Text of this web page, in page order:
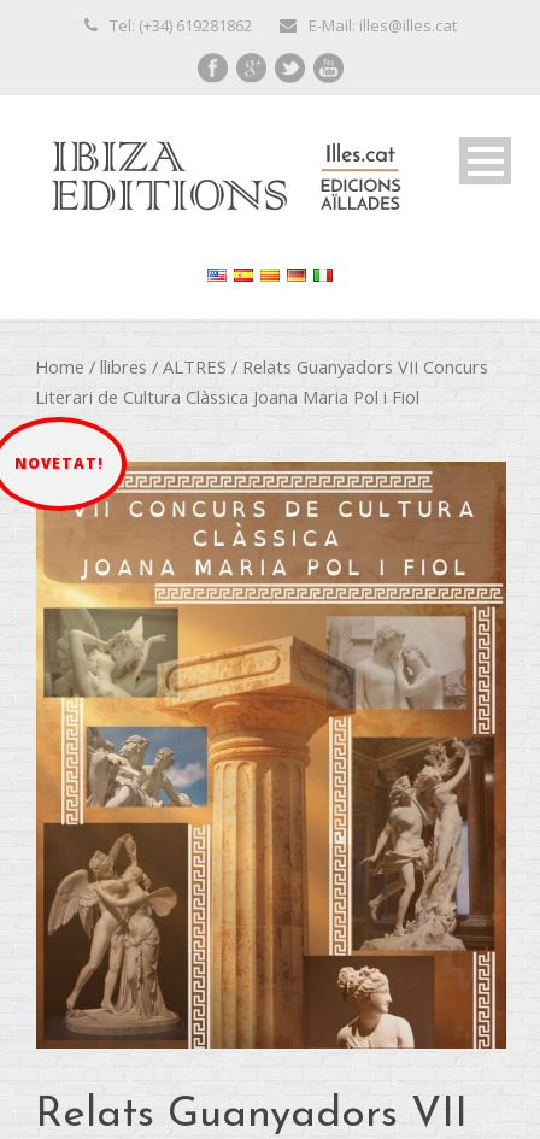
Tel: (+34) 619281862 E-Mail: illes@illes.cat
Home / llibres / ALTRES / Relats Guanyadors VII Concurs
Literari de Cultura Clàssica Joana Maria Pol i Fiol
NOVETAT!
Relats Guanyadors VII